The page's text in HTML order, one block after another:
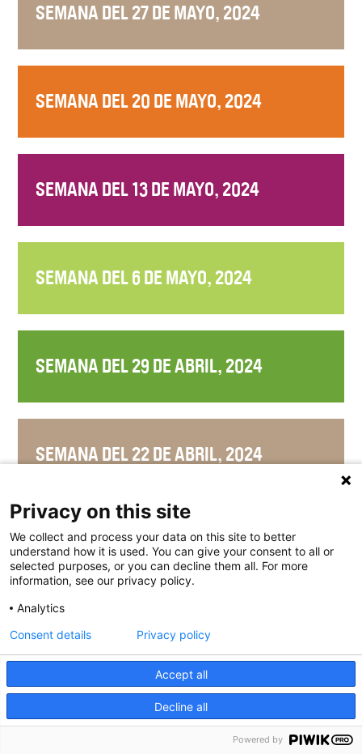
SEMANA DEL 27 DE MAYO, 2024
SEMANA DEL 20 DE MAYO, 2024
SEMANA DEL 13 DE MAYO, 2024
SEMANA DEL 6 DE MAYO, 2024
SEMANA DEL 29 DE ABRIL, 2024
SEMANA DEL 22 DE ABRIL, 2024
SEMANA DEL 15 DE ABRIL, 2024
SEMANA DEL 8 DE ABRIL, 2024
SEMANA DEL 1 DE ABRIL, 2024
Privacy on this site
We collect and process your data on this site to better
understand how it is used. You can give your consent to all or
selected purposes, or you can decline them all. For more
information, see our privacy policy.
Analytics
Accept all
Decline all
Consent details Privacy policy
Powered by